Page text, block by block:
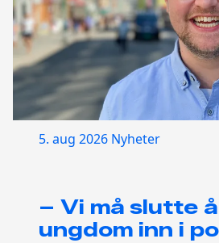
5. aug 2026 Nyheter
– Vi må slutte
ungdom inn i